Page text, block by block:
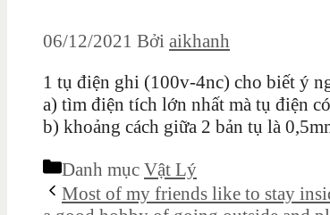
06/12/2021 Bởi aikhanh
1 tụ điện ghi (100v-4nc) cho biết ý
a) tìm điện tích lớn nhất mà tụ điện
b) khoảng cách giữa 2 bản tụ là
Danh mục Vật Lý
Most of my friends like to stay